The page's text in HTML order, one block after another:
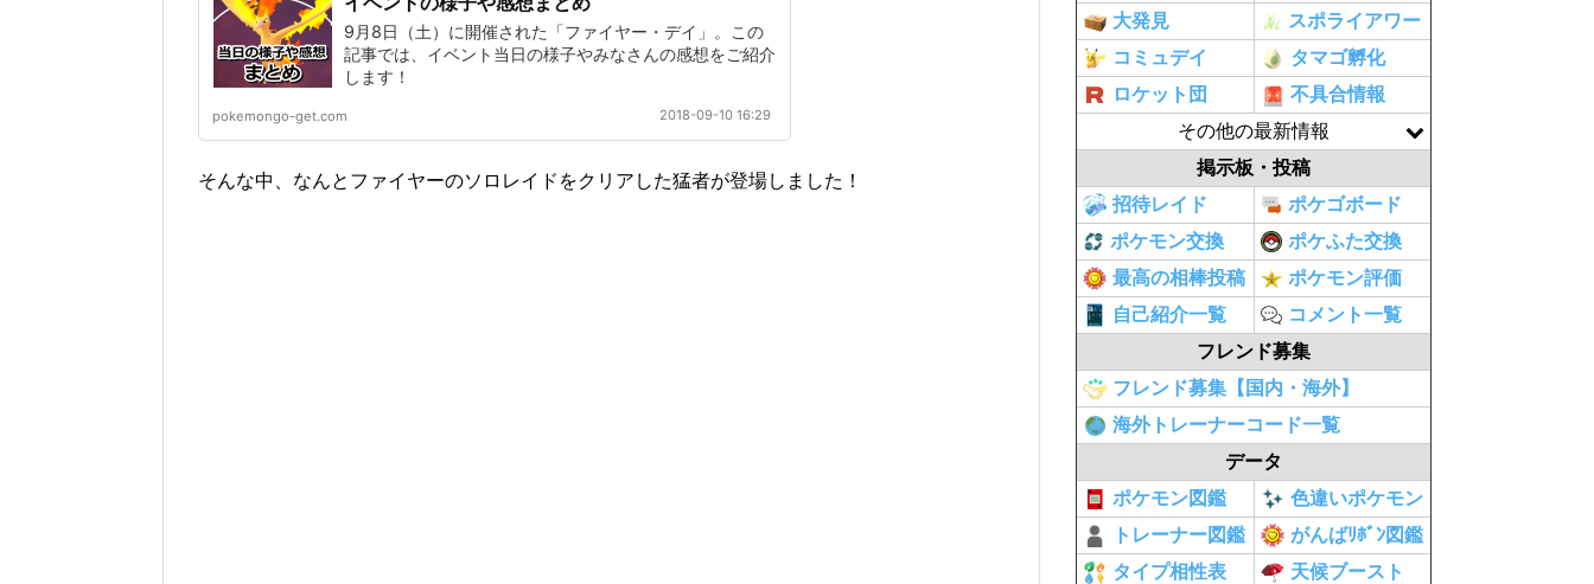
9月8日（土）に開催された「ファイヤー・デイ」。この
記事では、イベント当日の様子やみなさんの感想をご紹介
します！
pokemongo-get.com 2018-09-10 16:29
そんな中、なんとファイヤーのソロレイドをクリアした猛者が登場しました！
大発見
スポライアワー
コミュデイ
タマゴ孵化
ロケット団
不具合情報
その他の最新情報
掲示板・投稿
招待レイド
ポケゴボード
ポケモン交換
ポケふた交換
最高の相棒投稿
ポケモン評価
自己紹介一覧
コメント一覧
フレンド募集
フレンド募集【国内・海外】
海外トレーナーコード一覧
データ
ポケモン図鑑
色違いポケモン
トレーナー図鑑
がんばﾘﾎﾞﾝ図鑑
タイプ相性表
天候ブースト